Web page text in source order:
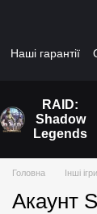
Наші гарантії
RAID:
Shadow
Legends
Головна Інші ігри
Акаунт